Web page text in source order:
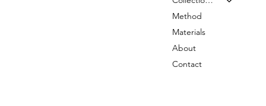
Method
Materials
About
Contact